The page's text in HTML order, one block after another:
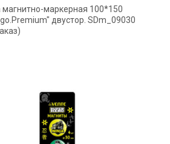
магнитно-маркерная 100*150
двустор. SDm_09030